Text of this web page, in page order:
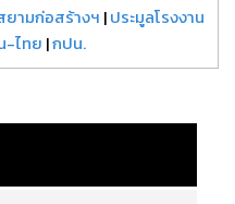
ยามก่อสร้างฯ |ประมูลโรงงาน
-ไทย |กปน.